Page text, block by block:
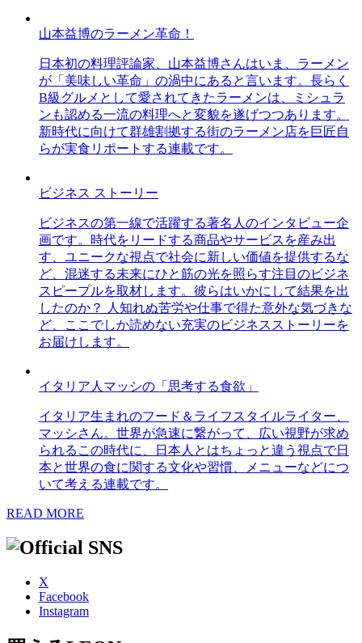
山本益博のラーメン革命！
日本初の料理評論家、山本益博さんはいま、ラーメン
が「美味しい革命」の渦中にあると言います。長らく
B級グルメとして愛されてきたラーメンは、ミシュラ
ンも認める一流の料理へと変貌を遂げつつあります。
新時代に向けて群雄割拠する街のラーメン店を巨匠自
らが実食リポートする連載です。
ビジネス ストーリー
ビジネスの第一線で活躍する著名人のインタビュー企
画です。時代をリードする商品やサービスを産み出
す、ユニークな視点で社会に新しい価値を提供するな
ど、混迷する未来にひと筋の光を照らす注目のビジネ
スピープルを取材します。彼らはいかにして結果を出
したのか？ 人知れぬ苦労や仕事で得た意外な気づきな
ど、ここでしか読めない充実のビジネスストーリーを
お届けします。
イタリア人マッシの「思考する食欲」
イタリア生まれのフード＆ライフスタイルライター、
マッシさん。世界が急速に繋がって、広い視野が求め
られるこの時代に、日本人とはちょっと違う視点で日
本と世界の食に関する文化や習慣、メニューなどにつ
いて考える連載です。
READ MORE
X
Facebook
Instagram